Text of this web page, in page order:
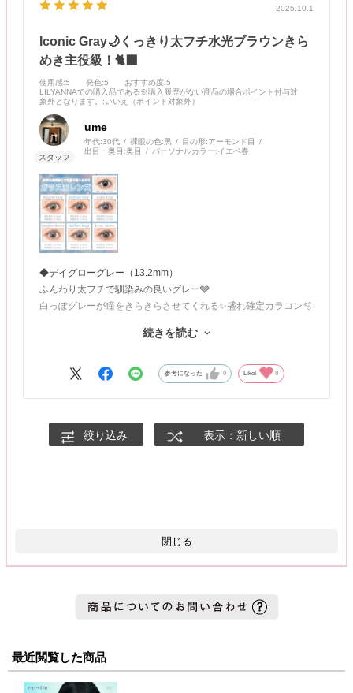
2025.10.1
Iconic Gray🌙くっきり太フチ水光ブラウンきら
めき主役級！🐈‍⬛
使用感:5 発色:5 おすすめ度:5
LILYANNAでの購入品である※購入履歴がない商品の場合ポイント付与対
象外となります。
:いいえ（ポイント対象外）
ume
年代:30代 裸眼の色:黒 目の形:アーモンド目
出目・奥目:奥目 パーソナルカラー:イエベ春
◆デイグローグレー（13.2mm）
ふんわり太フチで馴染みの良いグレー🩶
白っぽグレーが瞳をきらきらさせてくれる✨盛れ確定カラコン🫧
◆デイグローブラウン（13.2mm）
体感直径13.3mmで大きすぎず普段使いもしやすい◎
細フチ艶っぽグレーが韓国お姉さんにしてくれる！
デイグローグレーよりダークなグレーのお色でどんなシーンでも
抜け感のあるお姉さんっぽい目元に👼
しっかり太フチ水光グレー！ブルーっぽいチャコールっぽいグレ
す！🌙
◆アイコニックブラウン（13.6mm）
続きを読む
参考になった 0 Like! 0
絞り込み 表示：新しい順
閉じる
最近閲覧した商品